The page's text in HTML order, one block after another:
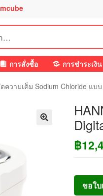
การสั่งซื้อ การชำระเงิน
ความเค็ม Sodium Chloride แบ
฿
ขอใ